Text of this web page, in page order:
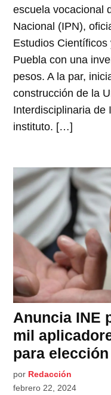
escuela vocacional
Nacional (IPN),
Estudios Científicos
Puebla con una
pesos. A la par,
construcción de la
Interdisciplinaria de
instituto. […]
Anuncia INE
mil
para elección
por Redacción
febrero 22, 2024